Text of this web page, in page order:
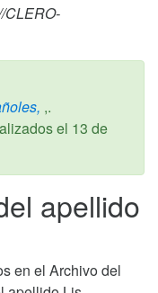
CLERO-
,.
el 13 de
apellido
en el Archivo del